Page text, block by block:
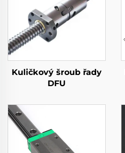
Kuličkový šroub řady
DFU